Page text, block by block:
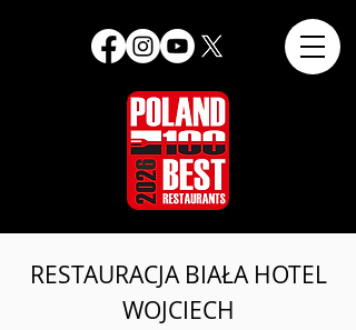
RESTAURACJA BIAŁA HOTEL
WOJCIECH